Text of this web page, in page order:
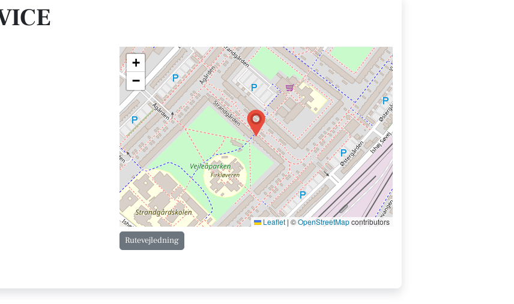
+
−
Leaflet | ©OpenStreetMapcontributors
Rutevejledning